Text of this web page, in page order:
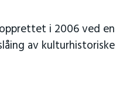
i 2006 ved en
av kulturhistoriske